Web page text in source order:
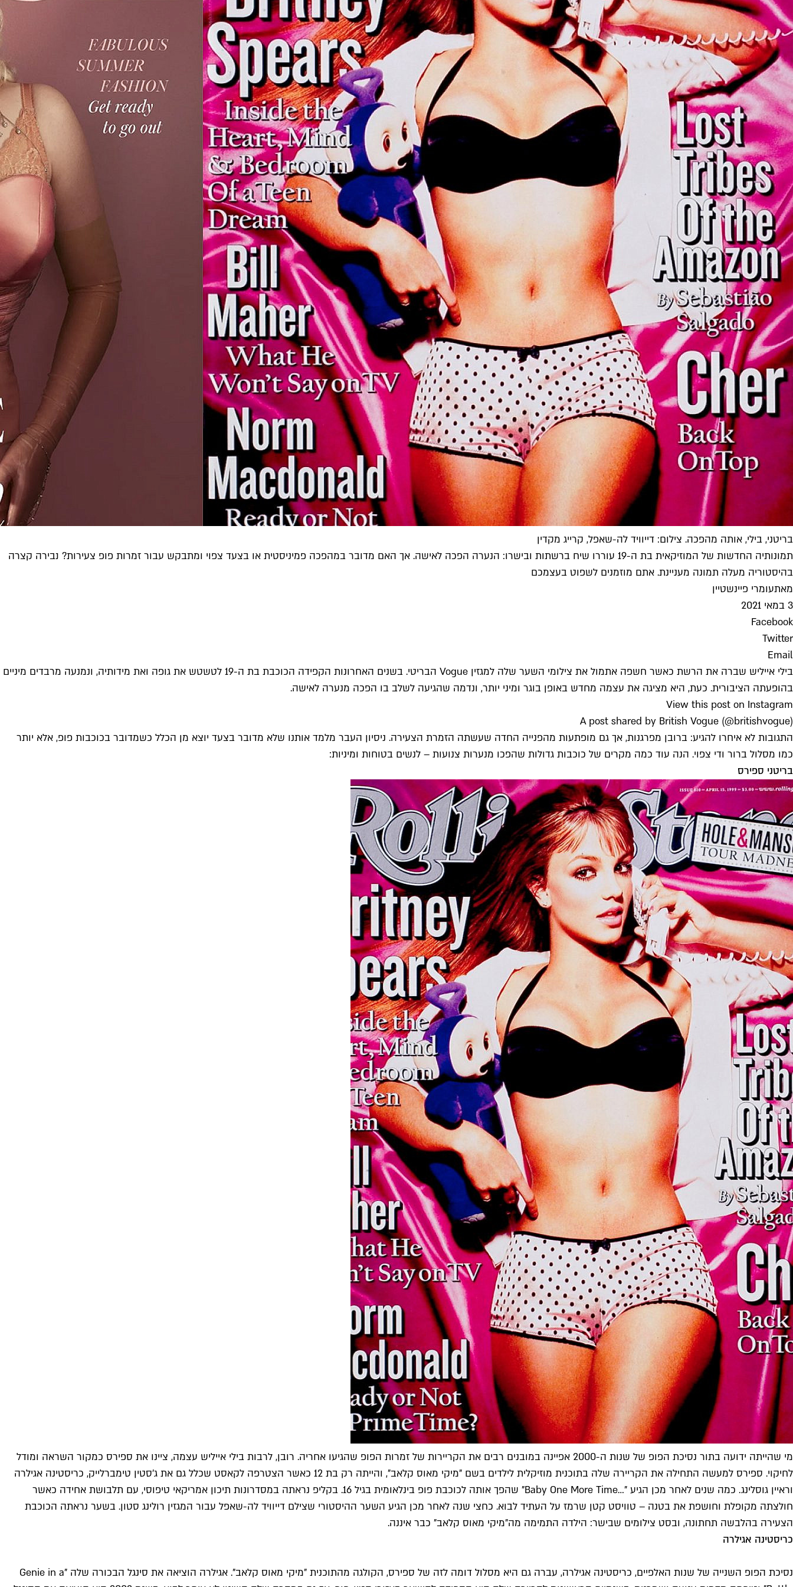
בריטני, בילי, אותה מהפכה. צילום: דייוויד לה-שאפל, קרייג מקדין
תמונותיה החדשות של המוזיקאית בת ה-19 עוררו שיח ברשתות ובישרו: הנערה הפכה לאישה. אך האם מדובר במהפכה פמיניסטית או בצעד צפוי ומתבקש עבור זמרות פופ צעירות? נבירה קצרה
בהיסטוריה מעלה תמונה מעניינת. אתם מוזמנים לשפוט בעצמכם
מאתעומרי פיינשטיין
3 במאי 2021
Facebook
Twitter
Email
בילי אייליש שברה את הרשת כאשר חשפה אתמול את צילומי השער שלה למגזין Vogue הבריטי. בשנים האחרונות הקפידה הכוכבת בת ה-19 לטשטש את גופה ואת מידותיה, ונמנעה מרבדים מיניים
בהופעתה הציבורית. כעת, היא מציגה את עצמה מחדש באופן בוגר ומיני יותר, ונדמה שהגיעה לשלב בו הפכה מנערה לאישה.
View this post on Instagram
A post shared by British Vogue (@britishvogue)
התגובות לא איחרו להגיע: ברובן מפרגנות, אך גם מופתעות מהפנייה החדה שעשתה הזמרת הצעירה. ניסיון העבר מלמד אותנו שלא מדובר בצעד יוצא מן הכלל כשמדובר בכוכבות פופ, אלא יותר
כמו מסלול ברור ודי צפוי. הנה עוד כמה מקרים של כוכבות גדולות שהפכו מנערות צנועות – לנשים בטוחות ומיניות:
בריטני ספירס
מי שהייתה ידועה בתור נסיכת הפופ של שנות ה-2000 אפיינה במובנים רבים את הקריירות של זמרות הפופ שהגיעו אחריה. רובן, לרבות בילי אייליש עצמה, ציינו את ספירס כמקור השראה ומודל
לחיקוי. ספירס למעשה התחילה את הקריירה שלה בתוכנית מוזיקלית לילדים בשם "מיקי מאוס קלאב", והייתה רק בת 12 כאשר הצטרפה לקאסט שכלל גם את ג'סטין טימברלייק, כריסטינה אגילרה
וראיין גוסלינג. כמה שנים לאחר מכן הגיע "…Baby One More Time" שהפך אותה לכוכבת פופ בינלאומית בגיל 16. בקליפ נראתה במסדרונות תיכון אמריקאי טיפוסי, עם תלבושת אחידה כאשר
חולצתה מקופלת וחושפת את בטנה – טוויסט קטן שרמז על העתיד לבוא. כחצי שנה לאחר מכן הגיע השער ההיסטורי שצילם דייוויד לה-שאפל עבור המגזין רולינג סטון. בשער נראתה הכוכבת
הצעירה בהלבשה תחתונה, ובסט צילומים שבישר: הילדה התמימה מה"מיקי מאוס קלאב" כבר איננה.
כריסטינה אגילרה
נסיכת הפופ השנייה של שנות האלפיים, כריסטינה אגילרה, עברה גם היא מסלול דומה לזה של ספירס, הקולגה מהתוכנית "מיקי מאוס קלאב". אגילרה הוציאה את סינגל הבכורה שלה "Genie in a